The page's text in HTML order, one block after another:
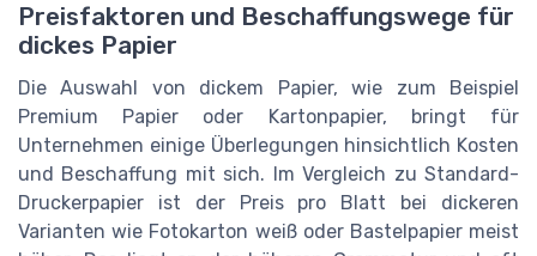
Preisfaktoren und Beschaffungswege für
dickes Papier
Die Auswahl von dickem Papier, wie zum Beispiel
Premium Papier oder Kartonpapier, bringt für
Unternehmen einige Überlegungen hinsichtlich Kosten
und Beschaffung mit sich. Im Vergleich zu Standard-
Druckerpapier ist der Preis pro Blatt bei dickeren
Varianten wie Fotokarton weiß oder Bastelpapier meist